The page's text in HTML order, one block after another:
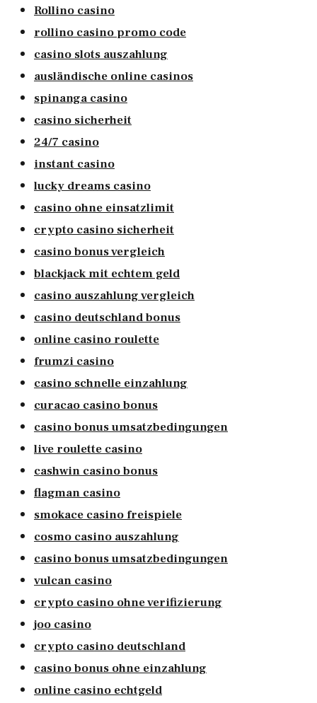
Rollino casino
rollino casino promo code
casino slots auszahlung
ausländische online casinos
spinanga casino
casino sicherheit
24/7 casino
instant casino
lucky dreams casino
casino ohne einsatzlimit
crypto casino sicherheit
casino bonus vergleich
blackjack mit echtem geld
casino auszahlung vergleich
casino deutschland bonus
online casino roulette
frumzi casino
casino schnelle einzahlung
curacao casino bonus
casino bonus umsatzbedingungen
live roulette casino
cashwin casino bonus
flagman casino
smokace casino freispiele
cosmo casino auszahlung
casino bonus umsatzbedingungen
vulcan casino
crypto casino ohne verifizierung
joo casino
crypto casino deutschland
casino bonus ohne einzahlung
online casino echtgeld